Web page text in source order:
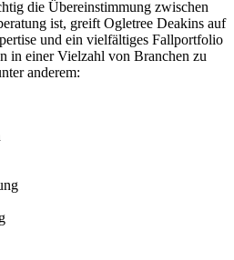
die Übereinstimmung zwischen
ist, greift Ogletree Deakins auf
und ein vielfältiges Fallportfolio
in einer Vielzahl von Branchen zu
anderem: